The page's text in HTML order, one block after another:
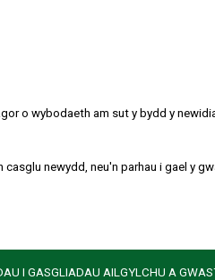
o wybodaeth am sut y bydd y
newydd, neu'n parhau i gael y
I GASGLIADAU AILGYLCHU A